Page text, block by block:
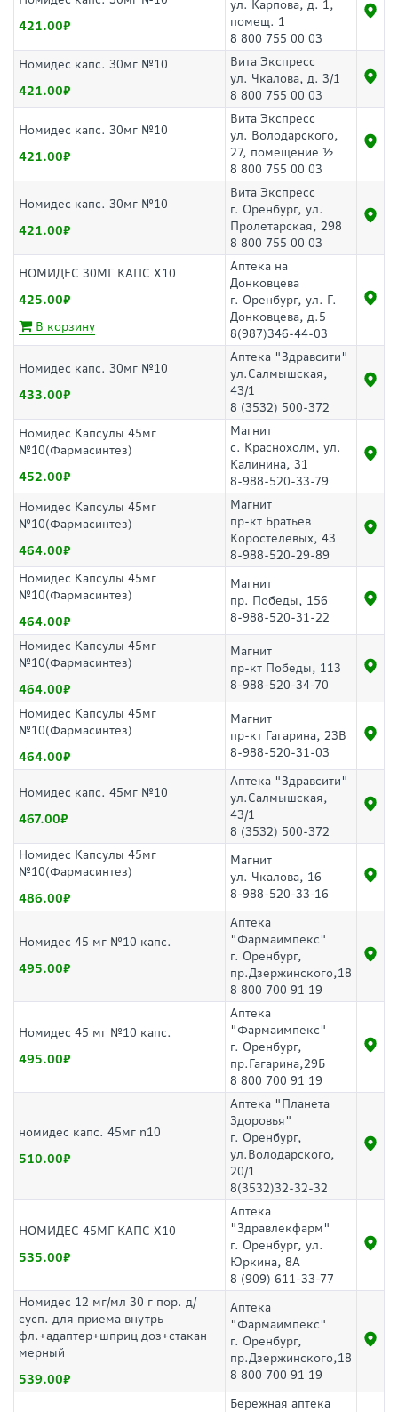
421.00
ул. Карпова, д. 1,
помещ. 1
8 800 755 00 03
Номидес капс. 30мг №10
421.00
Вита Экспресс
ул. Чкалова, д. 3/1
8 800 755 00 03
Номидес капс. 30мг №10
421.00
Вита Экспресс
ул. Володарского,
27, помещение ½
8 800 755 00 03
Номидес капс. 30мг №10
421.00
Вита Экспресс
г. Оренбург, ул.
Пролетарская, 298
8 800 755 00 03
НОМИДЕС 30МГ КАПС Х10
425.00
В корзину
Аптека на
Донковцева
г. Оренбург, ул. Г.
Донковцева, д.5
8(987)346-44-03
Номидес капс. 30мг №10
433.00
Аптека "Здравсити"
ул.Салмышская,
43/1
8 (3532) 500-372
Номидес Капсулы 45мг
№10(Фармасинтез)
452.00
Магнит
с. Краснохолм, ул.
Калинина, 31
8-988-520-33-79
Номидес Капсулы 45мг
№10(Фармасинтез)
464.00
Магнит
пр-кт Братьев
Коростелевых, 43
8-988-520-29-89
Номидес Капсулы 45мг
№10(Фармасинтез)
464.00
Магнит
пр. Победы, 156
8-988-520-31-22
Номидес Капсулы 45мг
№10(Фармасинтез)
464.00
Магнит
пр-кт Победы, 113
8-988-520-34-70
Номидес Капсулы 45мг
№10(Фармасинтез)
464.00
Магнит
пр-кт Гагарина, 23В
8-988-520-31-03
Номидес капс. 45мг №10
467.00
Аптека "Здравсити"
ул.Салмышская,
43/1
8 (3532) 500-372
Номидес Капсулы 45мг
№10(Фармасинтез)
486.00
Магнит
ул. Чкалова, 16
8-988-520-33-16
Номидес 45 мг №10 капс.
495.00
Аптека
"Фармаимпекс"
г. Оренбург,
пр.Дзержинского,18
8 800 700 91 19
Номидес 45 мг №10 капс.
495.00
Аптека
"Фармаимпекс"
г. Оренбург,
пр.Гагарина,29Б
8 800 700 91 19
номидес капс. 45мг n10
510.00
Аптека "Планета
Здоровья"
г. Оренбург,
ул.Володарского,
20/1
8(3532)32-32-32
НОМИДЕС 45МГ КАПС Х10
535.00
Аптека
"Здравлекфарм"
г. Оренбург, ул.
Юркина, 8А
8 (909) 611-33-77
Номидес 12 мг/мл 30 г пор. д/
сусп. для приема внутрь
фл.+адаптер+шприц доз+стакан
мерный
539.00
Аптека
"Фармаимпекс"
г. Оренбург,
пр.Дзержинского,18
8 800 700 91 19
Бережная аптека